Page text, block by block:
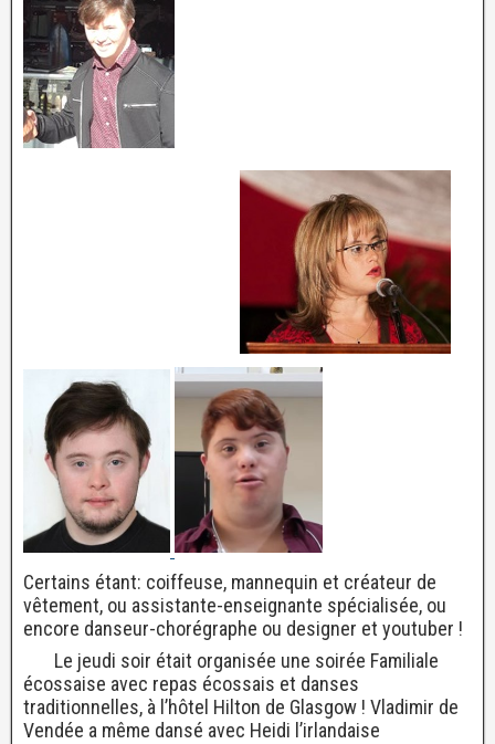
Certains étant: coiffeuse, mannequin et créateur de
vêtement, ou assistante-enseignante spécialisée, ou
encore danseur-chorégraphe ou designer et youtuber !
Le jeudi soir était organisée une soirée Familiale
écossaise avec repas écossais et danses
traditionnelles, à l’hôtel Hilton de Glasgow ! Vladimir de
Vendée a même dansé avec Heidi l’irlandaise